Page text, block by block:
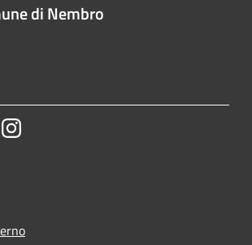
di Nembro
Instagram